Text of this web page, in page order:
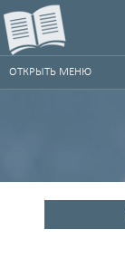
ОТКРЫТЬ МЕНЮ